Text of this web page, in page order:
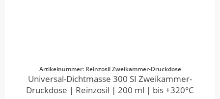
Artikelnummer: Reinzosil Zweikammer-Druckdose
Universal-Dichtmasse 300 SI Zweikammer-
Druckdose | Reinzosil | 200 ml | bis +320°C